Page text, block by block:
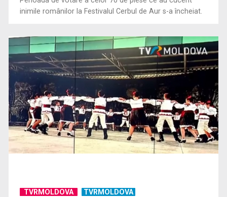
inimile românilor la Festivalul Cerbul de Aur s-a încheiat.
TVRMOLDOVA TVRMOLDOVA